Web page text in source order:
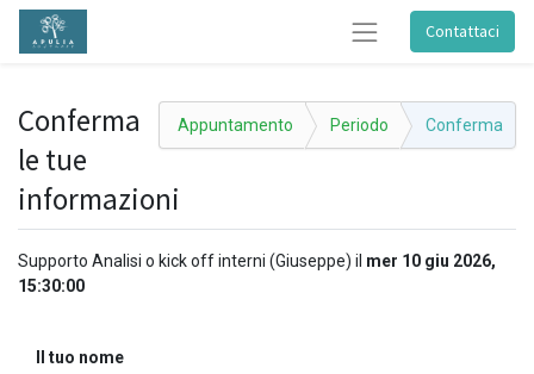
Contattaci
Appuntamento Periodo Conferma
Conferma
le tue
informazioni
Supporto Analisi o kick off interni (Giuseppe) il mer 10 giu 2026,
15:30:00
Il tuo nome